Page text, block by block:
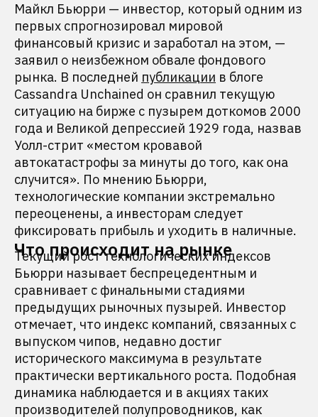
Майкл Бьюрри — инвестор, который одним из
первых спрогнозировал мировой
финансовый кризис и заработал на этом, —
заявил о неизбежном обвале фондового
рынка. В последней публикации в блоге
Cassandra Unchained он сравнил текущую
ситуацию на бирже с пузырем доткомов 2000
года и Великой депрессией 1929 года, назвав
Уолл-стрит «местом кровавой
автокатастрофы за минуты до того, как она
случится». По мнению Бьюрри,
технологические компании экстремально
переоценены, а инвесторам следует
фиксировать прибыль и уходить в наличные.
Что происходит на рынке
Текущий рост технологических индексов
Бьюрри называет беспрецедентным и
сравнивает с финальными стадиями
предыдущих рыночных пузырей. Инвестор
отмечает, что индекс компаний, связанных с
выпуском чипов, недавно достиг
исторического максимума в результате
практически вертикального роста. Подобная
динамика наблюдается и в акциях таких
производителей полупроводников, как